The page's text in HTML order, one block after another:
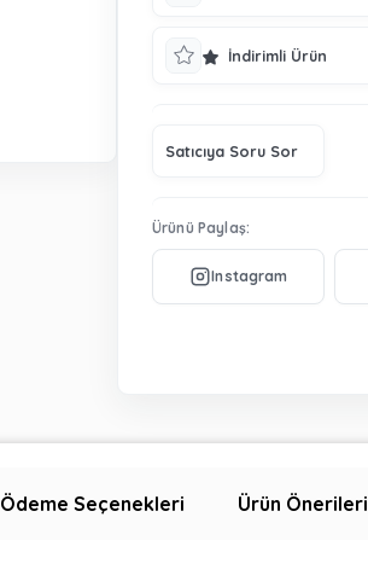
İndirimli Ürün
Satıcıya Soru Sor
Ürünü Paylaş:
Ödeme Seçenekleri Ürün Önerileri